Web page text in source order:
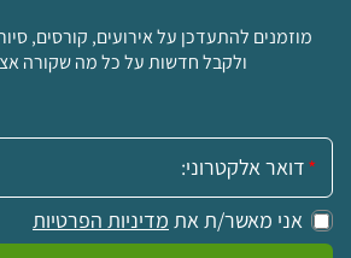
מוזמנים להתעדכן על אירועים, קורסים,
ולקבל חדשות על כל מה שקורה
אימייל:
אני מאשר/ת את מדיניות הפרטיות